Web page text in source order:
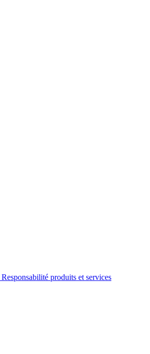
Responsabilité produits et services